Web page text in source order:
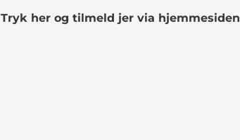
Tryk her og tilmeld jer via hjemmesiden